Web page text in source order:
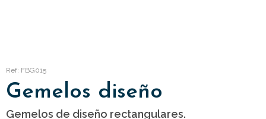
Ref: FBG015
Gemelos diseño
Gemelos de diseño rectangulares.